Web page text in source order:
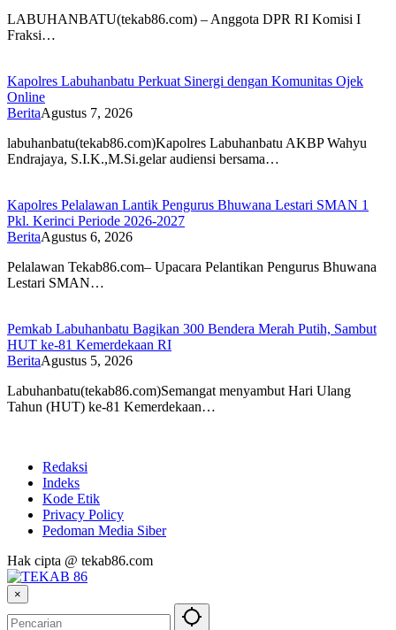
LABUHANBATU(tekab86.com) – Anggota DPR RI Komisi I
Fraksi…
Kapolres Labuhanbatu Perkuat Sinergi dengan Komunitas Ojek
Online
BeritaAgustus 7, 2026
labuhanbatu(tekab86.com)Kapolres Labuhanbatu AKBP Wahyu
Endrajaya, S.I.K.,M.Si.gelar audiensi bersama…
Kapolres Pelalawan Lantik Pengurus Bhuwana Lestari SMAN 1
Pkl. Kerinci Periode 2026-2027
BeritaAgustus 6, 2026
Pelalawan Tekab86.com– Upacara Pelantikan Pengurus Bhuwana
Lestari SMAN…
Pemkab Labuhanbatu Bagikan 300 Bendera Merah Putih, Sambut
HUT ke-81 Kemerdekaan RI
BeritaAgustus 5, 2026
Labuhanbatu(tekab86.com)Semangat menyambut Hari Ulang
Tahun (HUT) ke-81 Kemerdekaan…
Redaksi
Indeks
Kode Etik
Privacy Policy
Pedoman Media Siber
Hak cipta @ tekab86.com
×